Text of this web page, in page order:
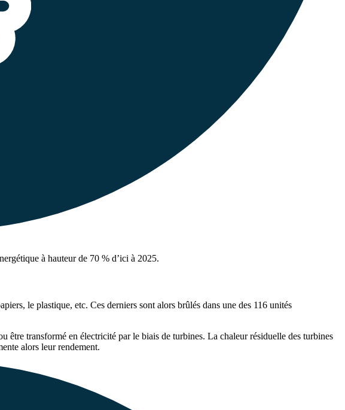
à hauteur de 70 % d’ici à 2025.
le plastique, etc. Ces derniers sont alors brûlés dans une des 116 unités
être transformé en électricité par le biais de turbines. La chaleur résiduelle des turbines
alors leur rendement.